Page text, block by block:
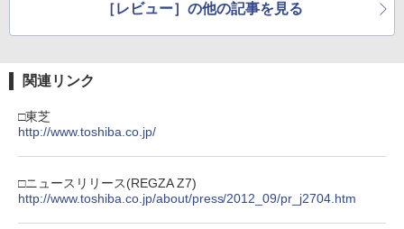
［レビュー］の他の記事を見る
関連リンク
□東芝
http://www.toshiba.co.jp/
□ニュースリリース(REGZA Z7)
http://www.toshiba.co.jp/about/press/2012_09/pr_j2704.htm